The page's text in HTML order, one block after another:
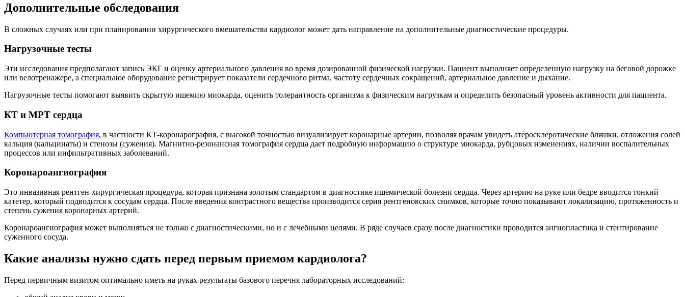
Дополнительные обследования
В сложных случаях или при планировании хирургического вмешательства кардиолог может дать направление на дополнительные диагностические процедуры.
Нагрузочные тесты
Эти исследования предполагают запись ЭКГ и оценку артериального давления во время дозированной физической нагрузки. Пациент выполняет определенную нагрузку на беговой дорожке
или велотренажере, а специальное оборудование регистрирует показатели сердечного ритма, частоту сердечных сокращений, артериальное давление и дыхание.
Нагрузочные тесты помогают выявить скрытую ишемию миокарда, оценить толерантность организма к физическим нагрузкам и определить безопасный уровень активности для пациента.
КТ и МРТ сердца
Компьютерная томография, в частности КТ-коронарография, с высокой точностью визуализирует коронарные артерии, позволяя врачам увидеть атеросклеротические бляшки, отложения солей
кальция (кальцинаты) и стенозы (сужения). Магнитно-резонансная томография сердца дает подробную информацию о структуре миокарда, рубцовых изменениях, наличии воспалительных
процессов или инфильтративных заболеваний.
Коронароангиография
Это инвазивная рентген-хирургическая процедура, которая признана золотым стандартом в диагностике ишемической болезни сердца. Через артерию на руке или бедре вводится тонкий
катетер, который подводится к сосудам сердца. После введения контрастного вещества производится серия рентгеновских снимков, которые точно показывают локализацию, протяженность и
степень сужения коронарных артерий.
Коронароангиография может выполняться не только с диагностическими, но и с лечебными целями. В ряде случаев сразу после диагностики проводится ангиопластика и стентирование
суженного сосуда.
Какие анализы нужно сдать перед первым приемом кардиолога?
Перед первичным визитом оптимально иметь на руках результаты базового перечня лабораторных исследований: